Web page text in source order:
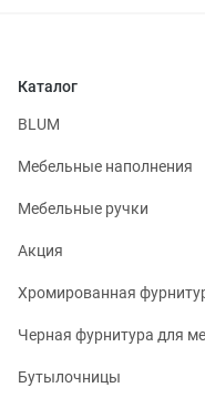
Каталог
BLUM
Мебельные наполнения
Мебельные ручки
Акция
Хромированная
Черная фурнитура для
Бутылочницы